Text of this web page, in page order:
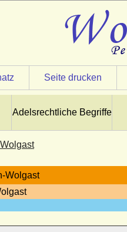
Seite drucken
Adelsrechtliche Begriffe
Wolgast